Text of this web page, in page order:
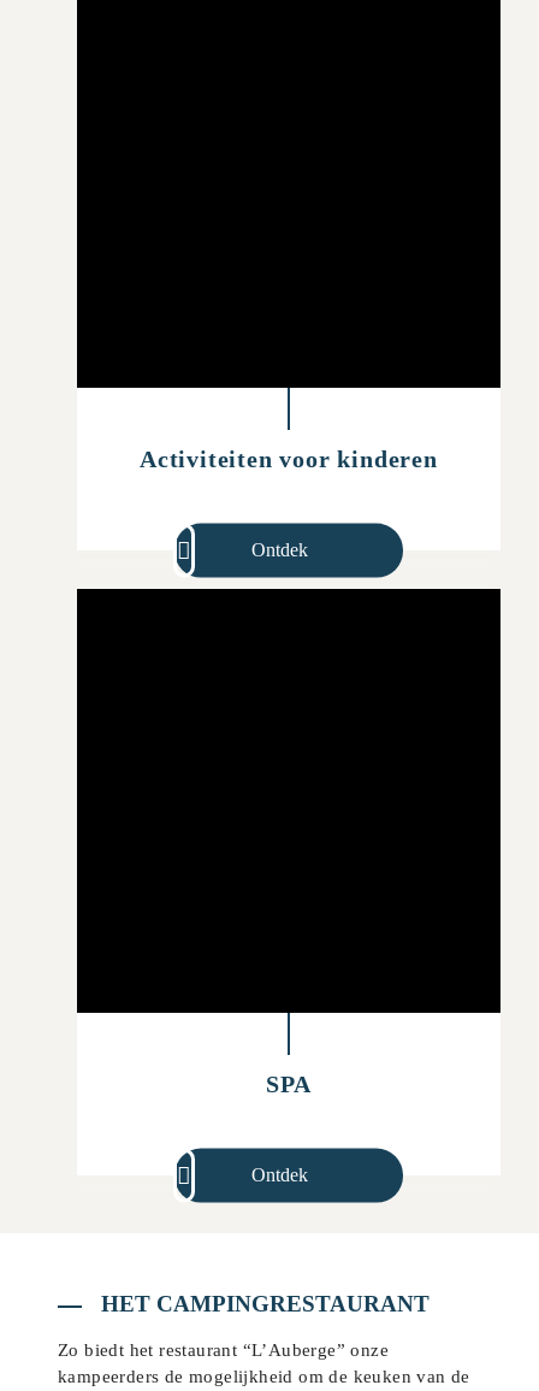
Activiteiten voor kinderen
Ontdek
SPA
Ontdek
HET CAMPINGRESTAURANT
Zo biedt het restaurant “L’Auberge” onze
kampeerders de mogelijkheid om de keuken van de